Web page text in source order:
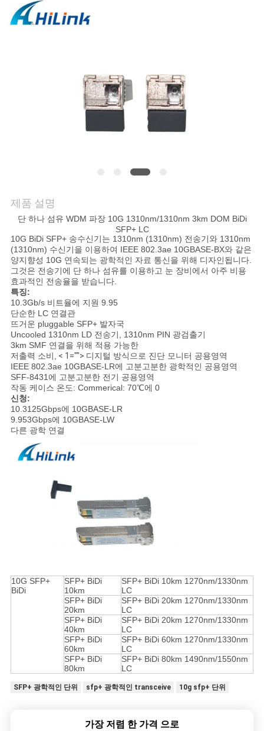
리
뉴
사
건
인
용
을
요
청
하
이
개
제품 설명
단 하나 섬유 WDM 파장 10G 1310nm/1310nm 3km DOM BiDi
SFP+ LC
10G BiDi SFP+ 송수신기는 1310nm (1310nm) 전송기와 1310nm
(1310nm) 수신기을 이용하여 IEEE 802.3ae 10GBASE-BX와 같은
양지향성 10G 연속되는 광학적인 자료 통신을 위해 디자인됩니다.
그것은 전송기에 단 하나 섬유를 이용하고 눈 장비에서 아주 비용
효과적인 전송율을 받습니다.
특징:
10.3Gb/s 비트율에 지원 9.95
단순한 LC 연결관
뜨거운 pluggable SFP+ 발자국
Uncooled 1310nm LD 전송기, 1310nm PIN 광검출기
3km SMF 연결을 위해 적용 가능한
저출력 소비, < 1=""> 디지털 방식으로 진단 모니터 공용영역
IEEE 802.3ae 10GBASE-LR에 고분고분한 광학적인 공용영역
SFF-8431에 고분고분한 전기 공용영역
작동 케이스 온도: Commerical: 70℃에 0
신청:
10.3125Gbps에 10GBASE-LR
9.953Gbps에 10GBASE-LW
다른 광학 연결
10G SFP+
BiDi
SFP+ BiDi
10km
SFP+ BiDi 10km 1270nm/1330nm
LC
SFP+ BiDi
20km
SFP+ BiDi 20km 1270nm/1330nm
LC
SFP+ BiDi
40km
SFP+ BiDi 20km 1270nm/1330nm
LC
SFP+ BiDi
60km
SFP+ BiDi 60km 1270nm/1330nm
LC
SFP+ BiDi
80km
SFP+ BiDi 80km 1490nm/1550nm
LC
SFP+ 광학적인 단위 sfp+ 광학적인 transceive 10g sfp+ 단위
가장 저렴 한 가격 으로